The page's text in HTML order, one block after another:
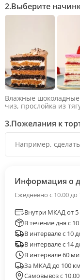
2.Выберите
Влажные
чиз, прослойка из
яркий вкус шоколада
оставляя ни единого
3.Пожелания к
Информация о
Ежедневно с 10.00 до
Внутри МКАД от 5
В течение дня с
В интервале с 10
В интервале с 14
В интервале 60
За МКАД до 100 км
Самовывоз с